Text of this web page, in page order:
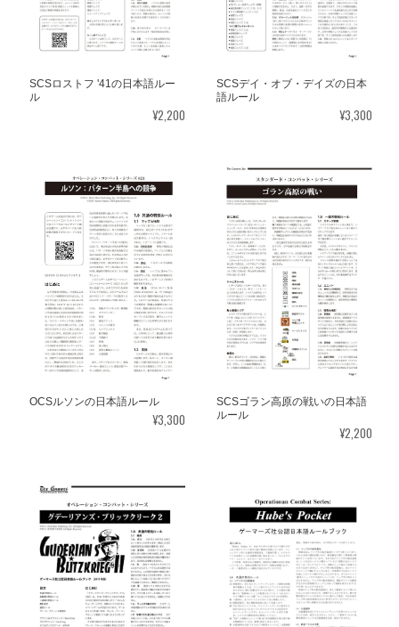
SCSロストフ '41の日本語ルー
ル
¥2,200
SCSデイ・オブ・デイズの日本
語ルール
¥3,300
OCSルソンの日本語ルール
¥3,300
SCSゴラン高原の戦いの日本語
ルール
¥2,200